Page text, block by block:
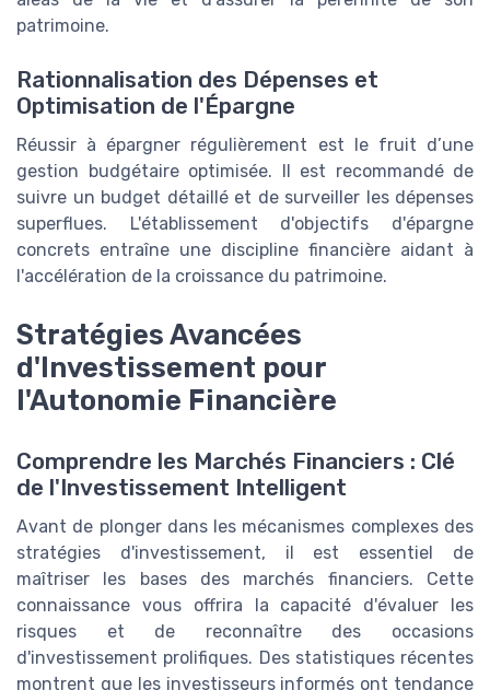
patrimoine.
Rationnalisation des Dépenses et
Optimisation de l'Épargne
Réussir à épargner régulièrement est le fruit d’une
gestion budgétaire optimisée. Il est recommandé de
suivre un budget détaillé et de surveiller les dépenses
superflues. L'établissement d'objectifs d'épargne
concrets entraîne une discipline financière aidant à
l'accélération de la croissance du patrimoine.
Stratégies Avancées
d'Investissement pour
l'Autonomie Financière
Comprendre les Marchés Financiers : Clé
de l'Investissement Intelligent
Avant de plonger dans les mécanismes complexes des
stratégies d'investissement, il est essentiel de
maîtriser les bases des marchés financiers. Cette
connaissance vous offrira la capacité d'évaluer les
risques et de reconnaître des occasions
d'investissement prolifiques. Des statistiques récentes
montrent que les investisseurs informés ont tendance